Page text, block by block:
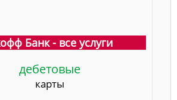
Банк - все услуги
дебетовые
карты